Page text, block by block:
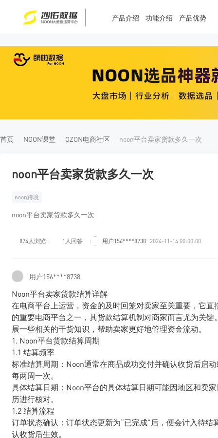
产品介绍 功能介绍 产品优势
首页 NOON课堂 OZON电商社区 noon平台卖家货款多久一次
noon平台卖家货款多久一次
noon跨境
noon平台卖家货款多久一次
874人浏览 1人回答 用户156****8738 2024-11-14 00:00:00
用户156****8738
Noon平台卖家货款结算详解
在电商平台上运营，资金的及时回笼对卖家至关重要，它
的重要电商平台之一，其货款结算机制对商家而言尤为关
展一些相关的干货知识，帮助卖家更好地管理资金流动。
1. Noon平台货款结算周期
1.1 结算频率
标准结算周期：Noon通常在商品成功交付并确认收货后启
每两周一次。
具体结算日期：Noon平台的具体结算日期可能因地区和卖
历进行核对。
1.2 结算流程
订单状态确认：订单状态更新为“已完成”后，便会计入待
认收货后生效。